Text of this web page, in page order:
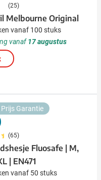
(25)
Melbourne Original
vanaf 100 stuks
vanaf17 augustus
Garantie
(65)
Fluosafe | M,
| EN471
vanaf 50 stuks